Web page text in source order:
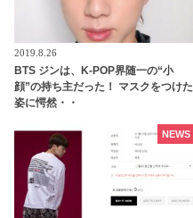
2019.8.26
BTS ジンは、K-POP界随一の“小
顔”の持ち主だった！ マスクをつけた
姿に愕然・・
NEWS